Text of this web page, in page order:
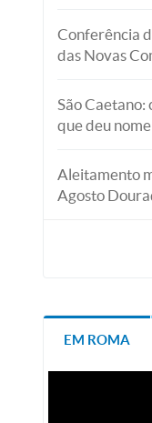
Conferência
das Novas
São Caetano:
que deu
Aleitamento
Agosto
EM ROMA